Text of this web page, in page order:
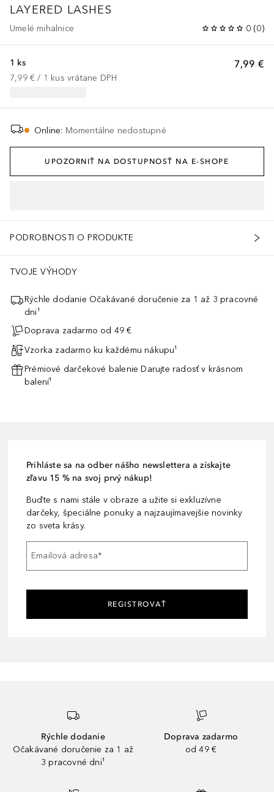
LAYERED LASHES
Umelé mihalnice 0 (0)
7,99 €
1 ks
7,99 € / 1 kus vrátane DPH
Online: Momentálne nedostupné
UPOZORNIŤ NA DOSTUPNOSŤ NA E-SHOPE
PODROBNOSTI O PRODUKTE
TVOJE VÝHODY
Rýchle dodanie Očakávané doručenie za 1 až 3 pracovné
dni¹
Doprava zadarmo od 49 €
Vzorka zadarmo ku každému nákupu¹
Prémiové darčekové balenie Darujte radosť v krásnom
balení¹
Prihláste sa na odber nášho newslettera a získajte
zľavu 15 % na svoj prvý nákup!
Buďte s nami stále v obraze a užite si exkluzívne
darčeky, špeciálne ponuky a najzaujímavejšie novinky
zo sveta krásy.
Emailová adresa*
REGISTROVAŤ
Rýchle dodanie
Očakávané doručenie za 1 až
3 pracovné dni¹
Doprava zadarmo
od 49 €